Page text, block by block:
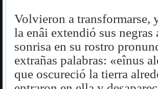
Volvieron a transformarse,
la enâi extendió sus
sonrisa en su rostro
extrañas palabras: «eînus
que oscureció la tierra